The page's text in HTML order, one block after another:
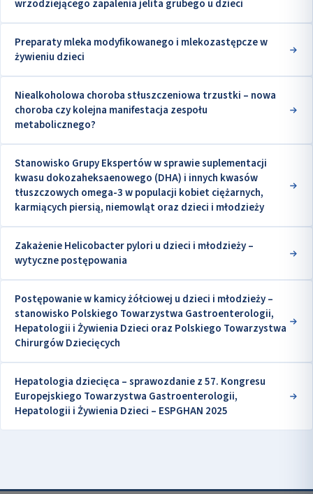
wrzodziejącego zapalenia jelita grubego u dzieci
Preparaty mleka modyfikowanego i mlekozastępcze w
żywieniu dzieci
Niealkoholowa choroba stłuszczeniowa trzustki – nowa
choroba czy kolejna manifestacja zespołu
metabolicznego?
Stanowisko Grupy Ekspertów w sprawie suplementacji
kwasu dokozaheksaenowego (DHA) i innych kwasów
tłuszczowych omega-3 w populacji kobiet ciężarnych,
karmiących piersią, niemowląt oraz dzieci i młodzieży
Zakażenie Helicobacter pylori u dzieci i młodzieży –
wytyczne postępowania
Postępowanie w kamicy żółciowej u dzieci i młodzieży –
stanowisko Polskiego Towarzystwa Gastroenterologii,
Hepatologii i Żywienia Dzieci oraz Polskiego Towarzystwa
Chirurgów Dziecięcych
Hepatologia dziecięca – sprawozdanie z 57. Kongresu
Europejskiego Towarzystwa Gastroenterologii,
Hepatologii i Żywienia Dzieci – ESPGHAN 2025